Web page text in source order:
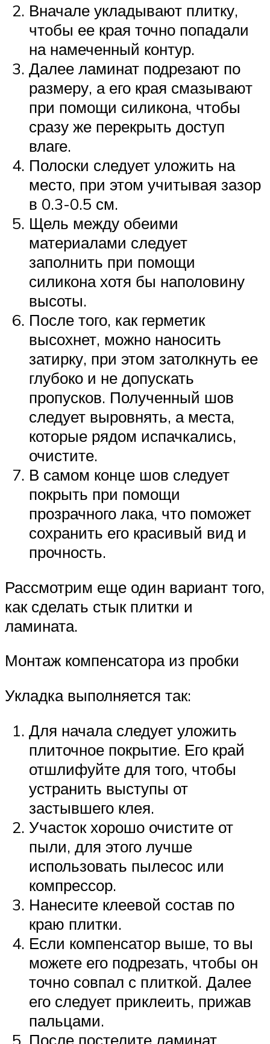
Вначале укладывают плитку,
чтобы ее края точно попадали
на намеченный контур.
Далее ламинат подрезают по
размеру, а его края смазывают
при помощи силикона, чтобы
сразу же перекрыть доступ
влаге.
Полоски следует уложить на
место, при этом учитывая зазор
в 0.3-0.5 см.
Щель между обеими
материалами следует
заполнить при помощи
силикона хотя бы наполовину
высоты.
После того, как герметик
высохнет, можно наносить
затирку, при этом затолкнуть ее
глубоко и не допускать
пропусков. Полученный шов
следует выровнять, а места,
которые рядом испачкались,
очистите.
В самом конце шов следует
покрыть при помощи
прозрачного лака, что поможет
сохранить его красивый вид и
прочность.
Рассмотрим еще один вариант того,
как сделать стык плитки и
ламината.
Монтаж компенсатора из пробки
Укладка выполняется так:
Для начала следует уложить
плиточное покрытие. Его край
отшлифуйте для того, чтобы
устранить выступы от
застывшего клея.
Участок хорошо очистите от
пыли, для этого лучше
использовать пылесос или
компрессор.
Нанесите клеевой состав по
краю плитки.
Если компенсатор выше, то вы
можете его подрезать, чтобы он
точно совпал с плиткой. Далее
его следует приклеить, прижав
пальцами.
После постелите ламинат,